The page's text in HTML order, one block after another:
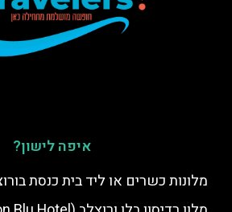
איפה לישון?
מלונות כשרים או ליד בית כנסת